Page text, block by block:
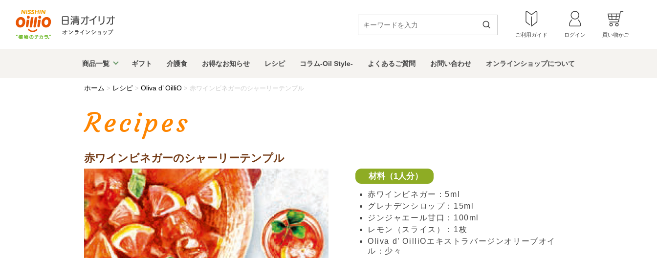
ご利用ガイド ログイン 買い物かご
商品一覧 ギフト 介護食 お得なお知らせ レシピ コラム-Oil Style- よくあるご質問 お問い合わせ オンラインショップについて
ホーム > レシピ > Oliva d’ OilliO > 赤ワインビネガーのシャーリーテンプル
Recipes
赤ワインビネガーのシャーリーテンプル
材料（1人分）
赤ワインビネガー：5ml
グレナデンシロップ：15ml
ジンジャエール甘口：100ml
レモン（スライス）：1枚
Oliva d’ OilliOエキストラバージンオリーブオイ
ル：少々